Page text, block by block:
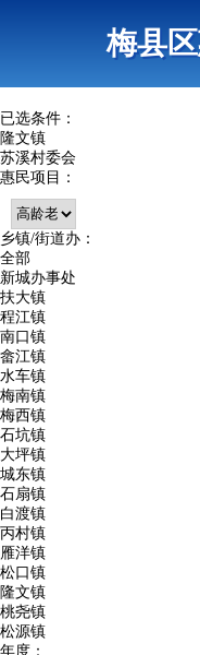
查询指引梅县
已选条件：
隆文镇
苏溪村委会
惠民项目：
乡镇/街道办：
全部
新城办事处
扶大镇
程江镇
南口镇
畲江镇
水车镇
梅南镇
梅西镇
石坑镇
大坪镇
城东镇
石扇镇
白渡镇
丙村镇
雁洋镇
松口镇
隆文镇
桃尧镇
松源镇
年度：